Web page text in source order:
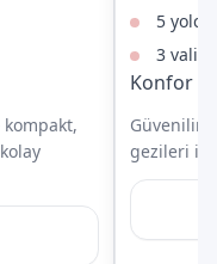
5 yolcu
3 valiz
Konfor
Güvenilir
gezileri